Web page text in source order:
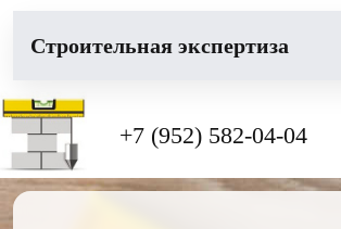
Cтроительная экспертиза
+7 (952) 582-04-04